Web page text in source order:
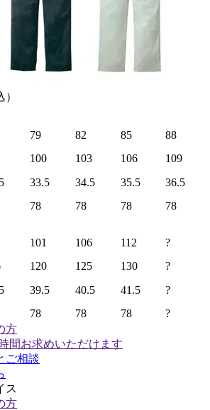
）
79 82 85
88
100 103 106
109
33.5 34.5 35.5
36.5
78 78 78 78
101 106 112
?
120 125 130
?
39.5 40.5 41.5
?
78 78 78
?
方
間お求めいただけます
ご相談
ス
方